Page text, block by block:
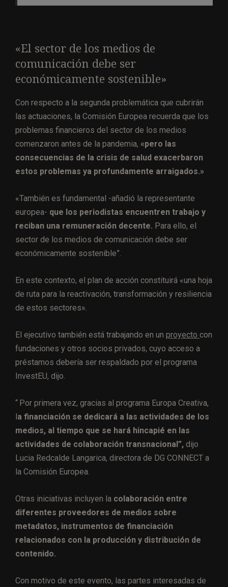
«El sector de los medios de
comunicación debe ser
económicamente sostenible»
Con respecto a la segunda problemática que cubrirán
las actuaciones, la Comisión Europea recuerda que los
problemas financieros del sector de los medios
comenzaron antes de la pandemia, «pero las
consecuencias de la crisis de salud exacerbaron
estos problemas ya profundamente arraigados.»
«También es fundamental -añadió la representante
europea- que los periodistas encuentren trabajo y
reciban una remuneración decente. Para ello, el
sector de los medios de comunicación debe ser
económicamente sostenible”.
En este contexto, el plan de acción constituirá «una hoja
de ruta para la reactivación, transformación y resiliencia
de estos sectores».
El ejecutivo también está trabajando en un proyecto con
fundaciones y otros socios privados, cuyo acceso a
préstamos debería ser respaldado por el programa
InvestEU, dijo.
“ Por primera vez, gracias al programa Europa Creativa,
a financiación se dedicará a las actividades de los
medios, al tiempo que se hará hincapié en las
actividades de colaboración transnacional”, dijo
Lucia Redcalde Langarica, directora de DG CONNECT a
la Comisión Europea.
Otras iniciativas incluyen la colaboración entre
diferentes proveedores de medios sobre
metadatos, instrumentos de financiación
relacionados con la producción y distribución de
contenido.
Con motivo de este evento, las partes interesadas de